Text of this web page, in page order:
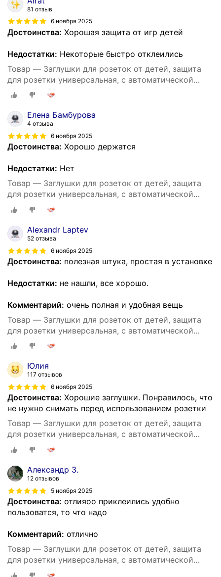
81 отзыв
6 ноября 2025
Достоинства: Хорошая защита от игр детей
Недостатки: Некоторые быстро отклеились
Товар — Заглушки для розеток от детей, защита
для розетки универсальная, с автоматической
блокировкой, 10 штук
Елена Бамбурова
4 отзыва
6 ноября 2025
Достоинства: Хорошо держатся
Недостатки: Нет
Товар — Заглушки для розеток от детей, защита
для розетки универсальная, с автоматической
блокировкой, 10 штук
Alexandr Laptev
52 отзыва
6 ноября 2025
Достоинства: полезная штука, простая в установке
Недостатки: не нашли, все хорошо.
Комментарий: очень полная и удобная вещь
Товар — Заглушки для розеток от детей, защита
для розетки универсальная, с автоматической
блокировкой, 10 штук
Юлия
117 отзывов
6 ноября 2025
Достоинства: Хорошие заглушки. Понравилось, что
не нужно снимать перед использованием розетки
Товар — Заглушки для розеток от детей, защита
для розетки универсальная, с автоматической
блокировкой, 10 штук
Александр З.
12 отзывов
5 ноября 2025
Достоинства: отлияоо приклеились удобно
пользоватся, то что надо
Комментарий: отлично
Товар — Заглушки для розеток от детей, защита
для розетки универсальная, с автоматической
блокировкой, 10 штук